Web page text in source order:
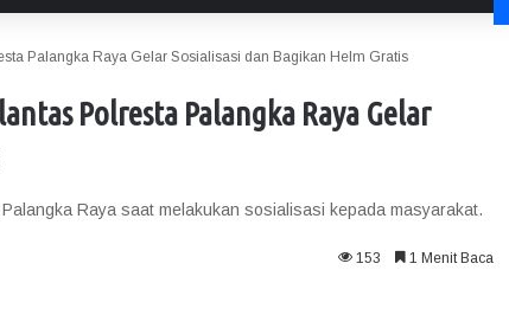
Palangka Raya Gelar Sosialisasi dan Bagikan Helm Gratis
Polresta Palangka Raya Gelar
Raya saat melakukan sosialisasi kepada masyarakat.
153 1 Menit Baca